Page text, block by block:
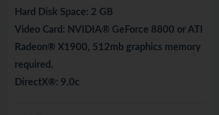
Hard Disk Space: 2 GB
Video Card: NVIDIA® GeForce 8800 or ATI
Radeon® X1900, 512mb graphics memory
required.
DirectX®: 9.0c